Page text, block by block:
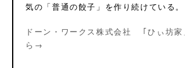
気の「普通の餃子」を作り続けている。
ドーン・ワークス株式会社 ｢ひぃ坊家
ら→